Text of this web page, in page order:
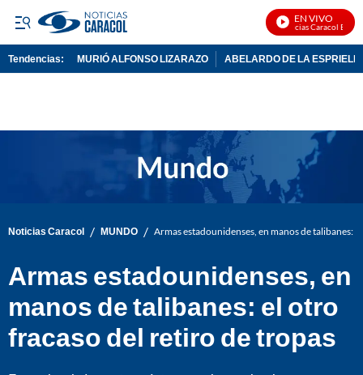
EN VIVO
Noticias Caracol En Vivo
Tendencias: MURIÓ ALFONSO LIZARAZO ABELARDO DE LA
Noticias Caracol / MUNDO / Armas estadounidenses, en manos de talibanes:
Armas estadounidenses, en
manos de talibanes: el otro
fracaso del retiro de tropas